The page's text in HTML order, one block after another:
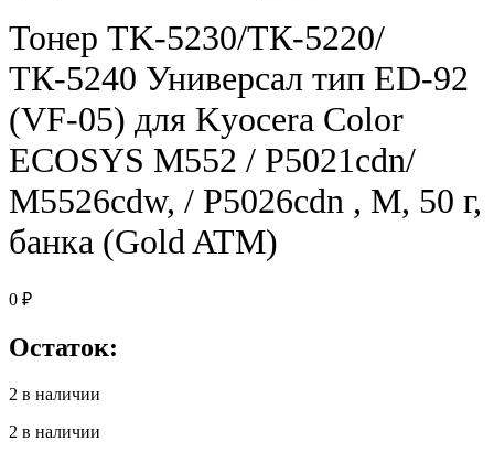
Тонер TK-5230/ТК-5220/
ТК-5240 Универсал тип ED-92
(VF-05) для Kyocera Color
ECOSYS M552 / P5021cdn/
M5526cdw, / P5026cdn , M, 50 г,
банка (Gold ATM)
0 ₽
Остаток:
2 в наличии
2 в наличии